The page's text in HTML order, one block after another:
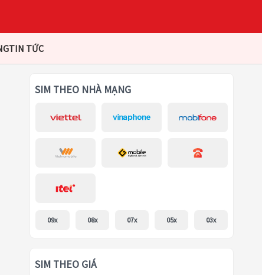
TIN TỨC
SIM THEO NHÀ MẠNG
09x 08x 07x 05x 03x
SIM THEO GIÁ